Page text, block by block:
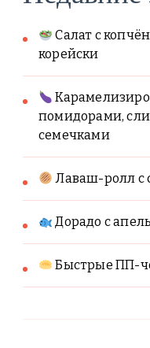
Салат с
корейски
помидорами,
семечками
Лаваш-ролл с
Дорадо с
Быстрые ПП-